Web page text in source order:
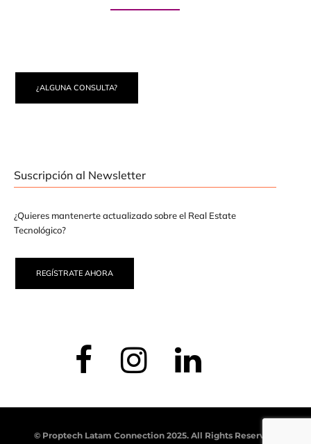
¿ALGUNA CONSULTA?
Suscripción al Newsletter
¿Quieres mantenerte actualizado sobre el Real Estate
Tecnológico?
REGÍSTRATE AHORA
© Proptech Latam Connection 2025. All Rights Reserved.